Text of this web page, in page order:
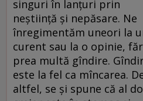
singuri în lanțuri prin
neștiință și nepăsare. Ne
înregimentăm uneori la
curent sau la o opinie,
prea multă gîndire.
este la fel ca mîncarea.
altfel, se și spune că al